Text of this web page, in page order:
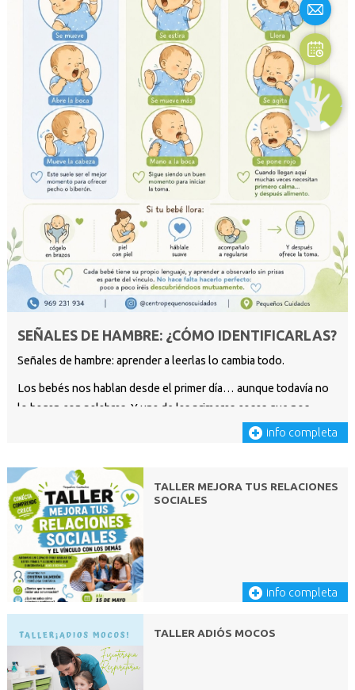
SEÑALES DE HAMBRE: ¿CÓMO IDENTIFICARLAS?
Señales de hambre: aprender a leerlas lo cambia todo.
Los bebés nos hablan desde el primer día… aunque todavía no
lo hagan con palabras. Y una de las primeras cosas que nos
las tomas más tranquilas y agradables tanto para el bebé como
para la familia ?
? Señales tempranas
Tu bebé empieza a avisarte de forma sutil:
?? Se mueve o se despierta
?? Abre la boca
?? Busca con la cabeza hacia los lados
? Este suele ser el mejor momento para ofrecer pecho o
biberón.
info completa
TALLER MEJORA TUS RELACIONES
SOCIALES
info completa
TALLER ADIÓS MOCOS